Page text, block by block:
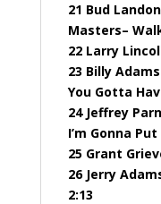
21 Bud
Masters–
22 Larry
23 Billy
You Gotta
24 Jeffrey
I’m Gonna
25 Grant
26 Jerry
2:13